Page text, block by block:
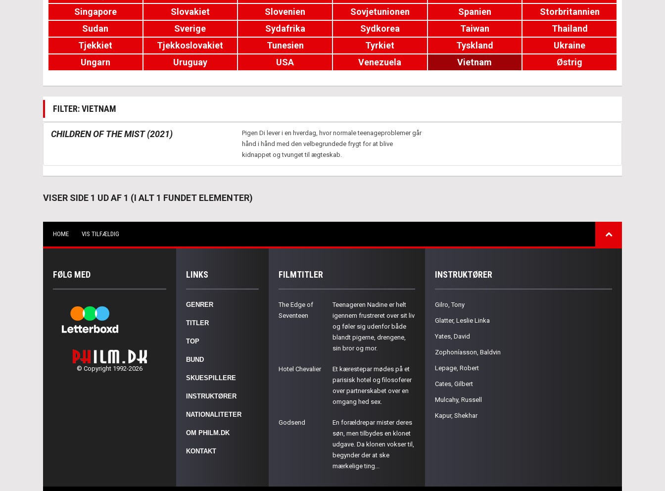
Singapore
Slovakiet Slovenien Sovjetunionen Spanien
Storbritannien
Sudan
Sverige Sydafrika Sydkorea Taiwan
Thailand
Tjekkiet
Tjekkoslovakiet Tunesien Tyrkiet Tyskland
Ukraine
Ungarn
Uruguay USA Venezuela Vietnam Østrig
FILTER: VIETNAM
CHILDREN OF THE MIST (2021)
Pigen Di lever i en hverdag, hvor normale teenageproblemer går
hånd i hånd med den velbegrundede frygt for at blive
kidnappet og tvunget til ægteskab.
VISER SIDE 1 UD AF 1 (I ALT 1 FUNDET ELEMENTER)
HOME VIS TILFÆLDIG
FØLG MED
© Copyright 1992-2026
LINKS
GENRER
TITLER
TOP
BUND
SKUESPILLERE
INSTRUKTØRER
NATIONALITETER
OM PHILM.DK
KONTAKT
FILMTITLER
The Edge of
Seventeen
Teenageren Nadine er helt
igennem frustreret over sit liv
og føler sig udenfor både
blandt pigerne, drengene,
sin bror og mor.
Hotel Chevalier
Et kærestepar mødes på et
parisisk hotel og filosoferer
over partnerskabet over en
omgang hed sex.
Godsend
En forældrepar mister deres
søn, men tilbydes en klonet
udgave. Da klonen vokser til,
begynder der at ske
mærkelige ting...
INSTRUKTØRER
Gilro, Tony
Glatter, Leslie Linka
Yates, David
Zophoníasson, Baldvin
Lepage, Robert
Cates, Gilbert
Mulcahy, Russell
Kapur, Shekhar